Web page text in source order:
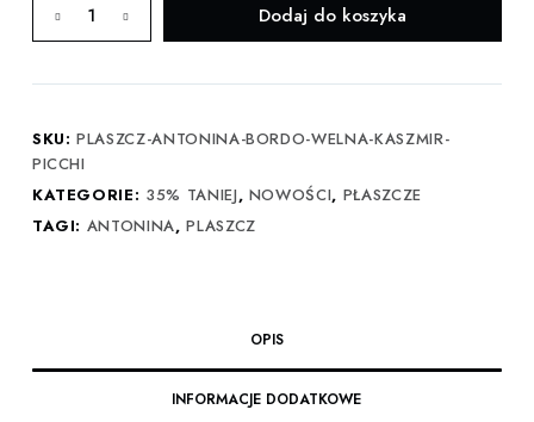
bordowy
włosiem
–
wełna
z
Dodaj do koszyka
SKU:PLASZCZ-ANTONINA-BORDO-WELNA-KASZMIR-
PICCHI
KATEGORIE: 35% TANIEJ, NOWOŚCI, PŁASZCZE
TAGI: ANTONINA,PLASZCZ
OPIS
INFORMACJE DODATKOWE